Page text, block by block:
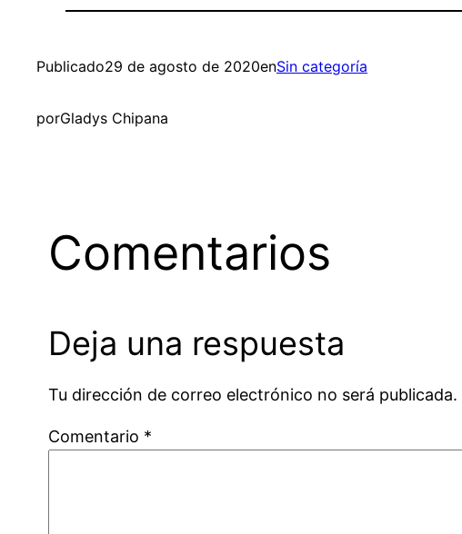
Publicado29 de agosto de 2020enSin categoría
porGladys Chipana
Comentarios
Deja una respuesta
Tu dirección de correo electrónico no será publicada.
Comentario *